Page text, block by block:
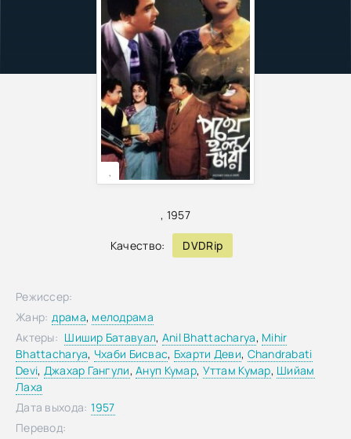
, 1957
Качество: DVDRip
,
Режиссер:
Жанр: драма, мелодрама
Актеры: Шишир Батавуал, Anil Bhattacharya, Mihir
Bhattacharya, Чхаби Бисвас, Бхарти Деви, Chandrabati
Devi, Джахар Гангули,Ануп Кумар, Уттам Кумар, Шийам
Лаха
Дата выхода: 1957
Перевод: